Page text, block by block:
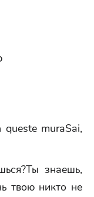
muraSai,
знаешь,
твою никто не